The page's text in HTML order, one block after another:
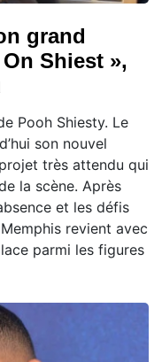
grand
Shiest »,
Pooh Shiesty. Le
son nouvel
très attendu qui
la scène. Après
et les défis
revient avec
parmi les figures